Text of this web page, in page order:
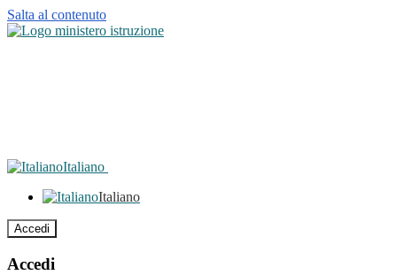
Salta al contenuto
Italiano
Italiano
Accedi
Accedi